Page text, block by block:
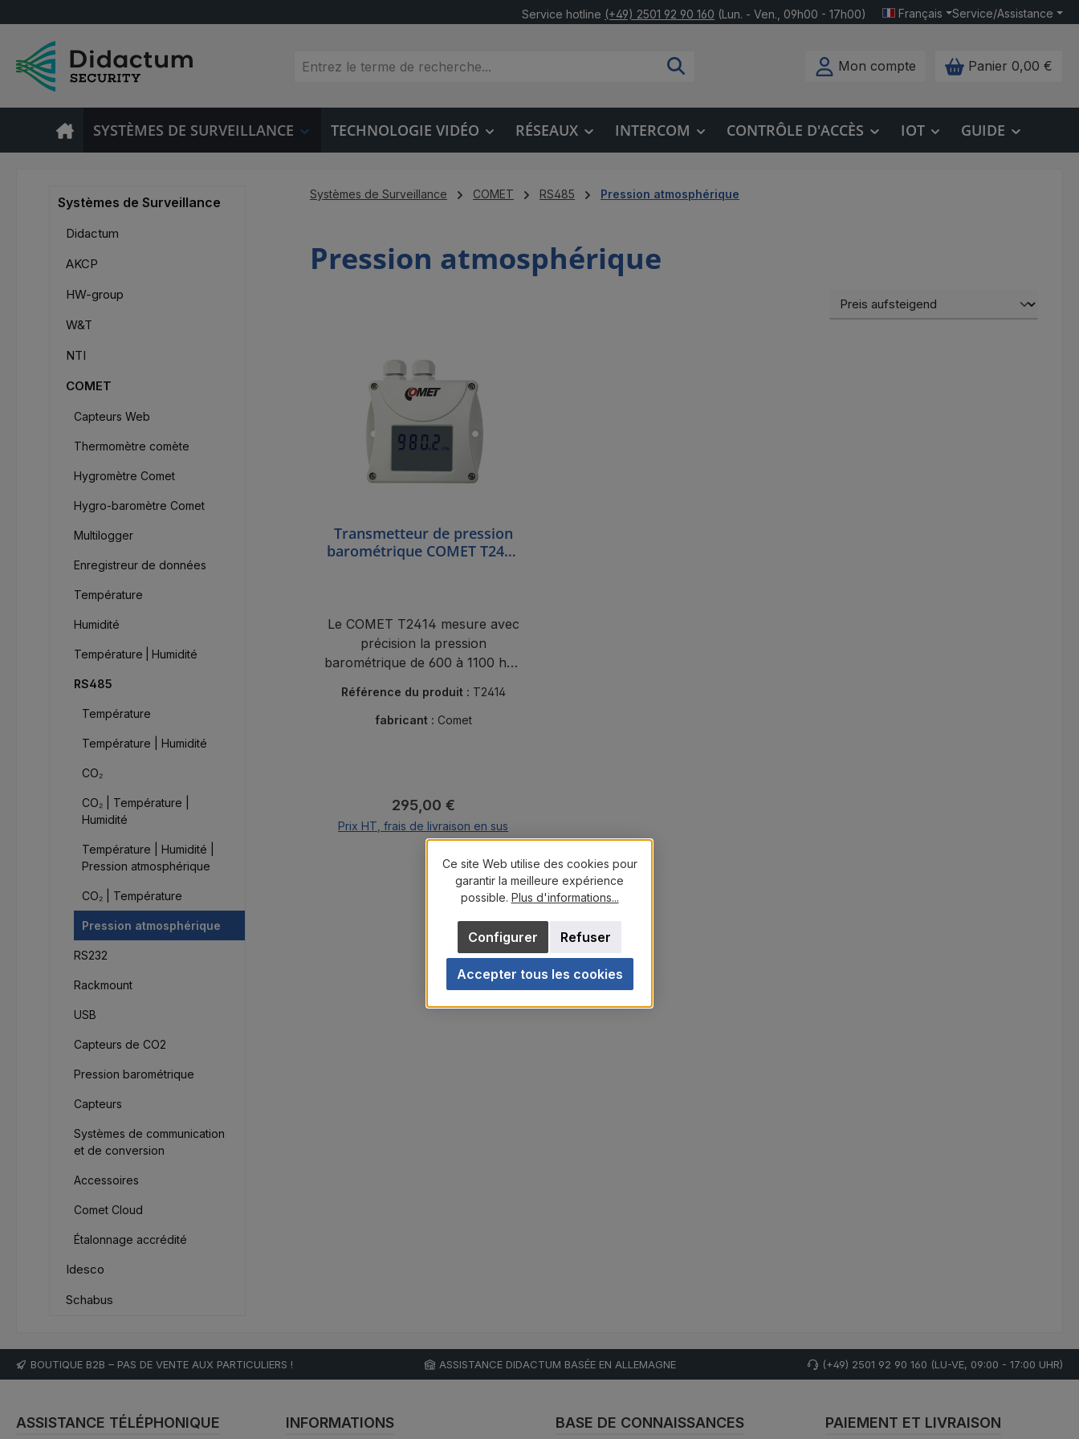
Service hotline (+49) 2501 92 90 160 (Lun. - Ven., 09h00 - 17h00) Français Service/Assistance
Mon compte Panier 0,00 €
SYSTÈMES DE SURVEILLANCE TECHNOLOGIE VIDÉO RÉSEAUX INTERCOM CONTRÔLE D'ACCÈS IOT GUIDE
Systèmes de Surveillance
Didactum
AKCP
HW-group
W&T
NTI
COMET
Capteurs Web
Thermomètre comète
Hygromètre Comet
Hygro-baromètre Comet
Multilogger
Enregistreur de données
Température
Humidité
Température | Humidité
RS485
Température
Température | Humidité
CO₂
CO₂ | Température |
Humidité
Température | Humidité |
Pression atmosphérique
CO₂ | Température
Pression atmosphérique
RS232
Rackmount
USB
Capteurs de CO2
Pression barométrique
Capteurs
Systèmes de communication
et de conversion
Accessoires
Comet Cloud
Étalonnage accrédité
Idesco
Schabus
Systèmes de Surveillance COMET RS485 Pression atmosphérique
Pression atmosphérique
Transmetteur de pression
barométrique COMET T2414
Le COMET T2414 mesure avec
précision la pression
barométrique de 600 à 1100 hPa
Modbus et sa correction
d'altitude.
Référence du produit : T2414
fabricant : Comet
Prix régulier :
295,00 €
Prix HT, frais de livraison en sus
Ajouter au panier
BOUTIQUE B2B – PAS DE VENTE AUX PARTICULIERS ! ASSISTANCE DIDACTUM BASÉE EN ALLEMAGNE (+49) 2501 92 90 160 (LU-VE, 09:00 - 17:00 UHR)
ASSISTANCE TÉLÉPHONIQUE INFORMATIONS BASE DE CONNAISSANCES PAIEMENT ET LIVRAISON
Ce site Web utilise des cookies pour
garantir la meilleure expérience
possible. Plus d'informations...
Refuser
Configurer
Accepter tous les cookies